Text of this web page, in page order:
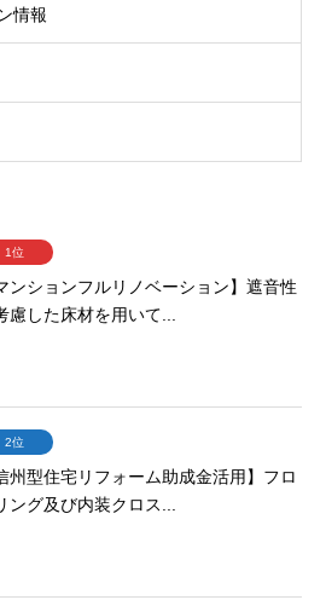
情報
1位
ンションフルリノベーション】遮音性
慮した床材を用いて...
2位
州型住宅リフォーム助成金活用】フロ
ング及び内装クロス...